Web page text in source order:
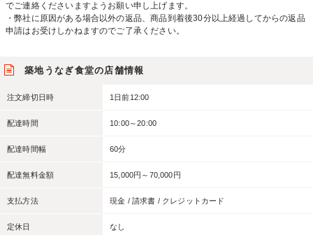
でご連絡くださいますようお願い申し上げます。
・弊社に原因がある場合以外の返品、商品到着後30分以上経過してからの返品
申請はお受けしかねますのでご了承ください。
築地うなぎ食堂の店舗情報
注文締切日時 1日前12:00
配達時間 10:00～20:00
配達時間幅 60分
配達無料金額 15,000円～70,000円
支払方法 現金 / 請求書 / クレジットカード
定休日 なし